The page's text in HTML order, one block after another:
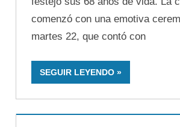
comenzó con una emotiva
martes 22, que contó con
SEGUIR LEYENDO